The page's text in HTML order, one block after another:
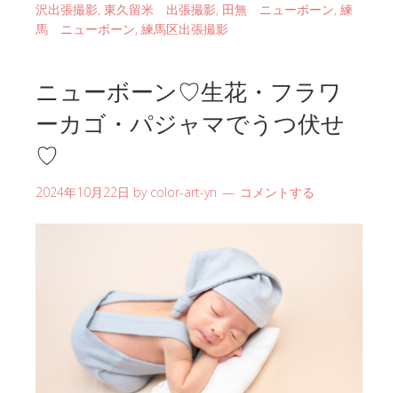
沢出張撮影, 東久留米 出張撮影, 田無 ニューボーン, 練
馬 ニューボーン, 練馬区出張撮影
ニューボーン♡生花・フラワ
ーカゴ・パジャマでうつ伏せ
♡
2024年10月22日 by color-art-yn コメントする